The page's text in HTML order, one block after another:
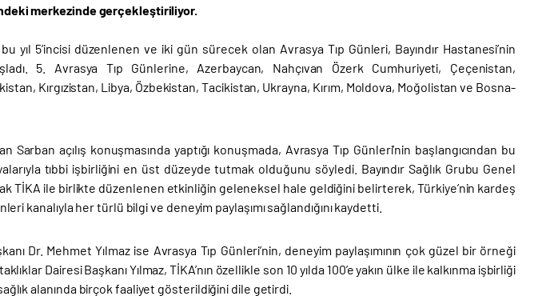
merkezinde gerçekleştiriliyor.
yıl 5’incisi düzenlenen ve iki gün sürecek olan Avrasya Tıp Günleri, Bayındır Hastanesi’nin
5. Avrasya Tıp Günlerine, Azerbaycan, Nahçıvan Özerk Cumhuriyeti, Çeçenistan,
Kırgızistan, Libya, Özbekistan, Tacikistan, Ukrayna, Kırım, Moldova, Moğolistan ve Bosna-
Sarban açılış konuşmasında yaptığı konuşmada, Avrasya Tıp Günleri’nin başlangıcından bu
tıbbi işbirliğini en üst düzeyde tutmak olduğunu söyledi. Bayındır Sağlık Grubu Genel
TİKA ile birlikte düzenlenen etkinliğin geleneksel hale geldiğini belirterek, Türkiye’nin kardeş
kanalıyla her türlü bilgi ve deneyim paylaşımı sağlandığını kaydetti.
Dr. Mehmet Yılmaz ise Avrasya Tıp Günleri’nin, deneyim paylaşımının çok güzel bir örneği
Dairesi Başkanı Yılmaz, TİKA’nın özellikle son 10 yılda 100’e yakın ülke ile kalkınma işbirliği
alanında birçok faaliyet gösterildiğini dile getirdi.